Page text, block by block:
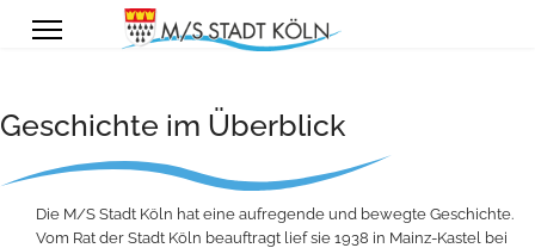
Geschichte im Überblick
Die M/S Stadt Köln hat eine aufregende und bewegte Geschichte.
Vom Rat der Stadt Köln beauftragt lief sie 1938 in Mainz-Kastel bei